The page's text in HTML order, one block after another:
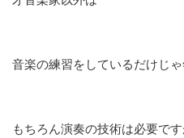
音楽の練習をしているだけじゃ
もちろん演奏の技術は必要で